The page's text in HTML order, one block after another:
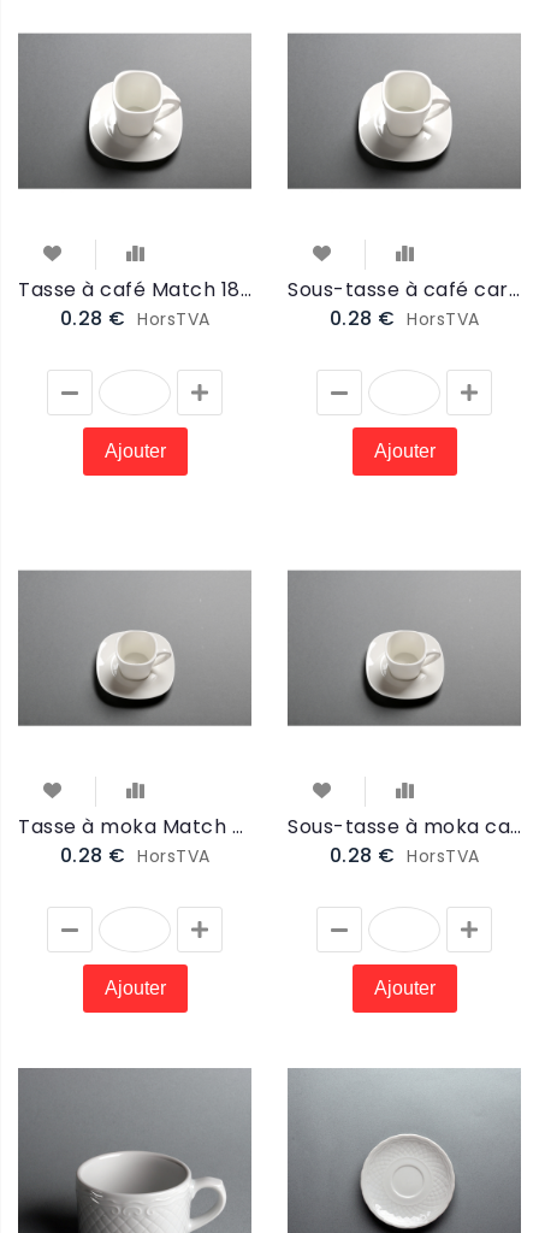
Tasse à café Match 18cl (MTAS)
0.28 € HorsTVA
Ajouter
Sous-tasse à café carrée Match 13cm (MSTAS)
0.28 € HorsTVA
Ajouter
Tasse à moka Match 8cl (MTAMO)
0.28 € HorsTVA
Ajouter
Sous-tasse à moka carrée Match 11cm (MSTAMO)
0.28 € HorsTVA
Ajouter